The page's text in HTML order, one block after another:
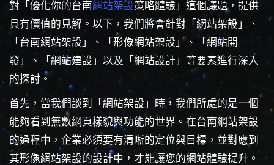
對「優化你的台南網站架設策略體驗」這個議題，提供
具有價值的見解。以下，我們將會針對「網站架設」、
「台南網站架設」、「形像網站架設」、「網站開
發」、「網站建設」以及「網站設計」等要素進行深入
的探討。
首先，當我們談到「網站架設」時，我們所處的是一個
能夠看到無數網頁樣貌與功能的世界。在台南網站架設
的過程中，企業必須要有清晰的定位與目標，並對應到
其形像網站架設的設計中，才能讓您的網站體驗提升。